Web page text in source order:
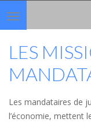
Toggle
navigation
LES
Les mandataires de
l’économie, mettent